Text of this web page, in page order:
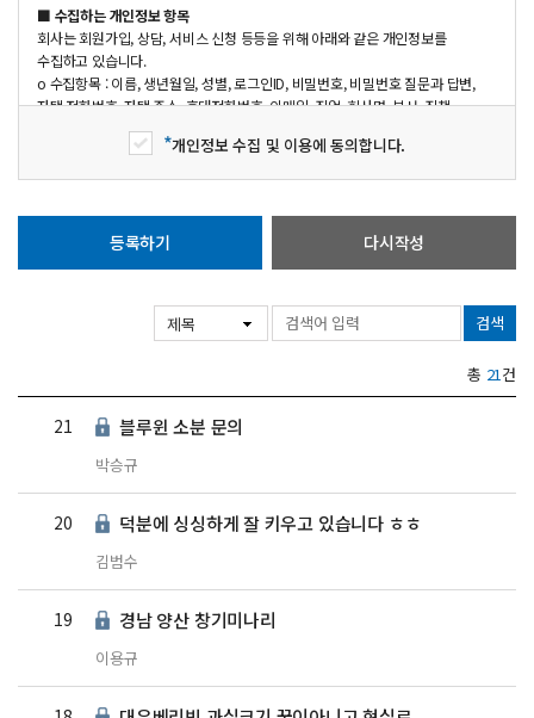
■ 수집하는 개인정보 항목
회사는 회원가입, 상담, 서비스 신청 등등을 위해 아래와 같은 개인정보를
수집하고 있습니다.
ο 수집항목 : 이름, 생년월일, 성별, 로그인ID, 비밀번호, 비밀번호 질문과 답변,
자택 전화번호, 자택 주소, 휴대전화번호, 이메일, 직업, 회사명, 부서, 직책,
회사전화번호, 취미, 결혼여부, 기념일, 주민등록번호, 서비스 이용기록, 접속
로그, 접속 IP 정보, 결제기록, 법정대리인 정보
■ 개인정보의 수집 및 이용목적
*개인정보 수집 및 이용에 동의합니다.
등록하기 다시작성
검색
총 21건
21 블루윈 소분 문의
박승규
20 덕분에 싱싱하게 잘 키우고 있습니다 ㅎㅎ
김범수
19 경남 양산 창기미나리
이용규